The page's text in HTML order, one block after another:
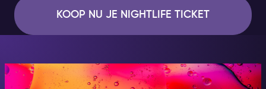
KOOP NU JE NIGHTLIFE TICKET
WORD 'S NACHTS IEMAND